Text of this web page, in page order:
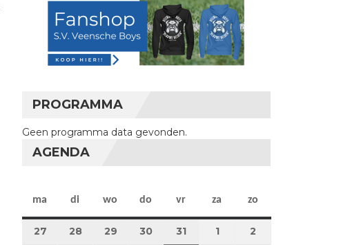
PROGRAMMA
Geen programma data gevonden.
AGENDA
ma maandag
di dinsdag
wo woensdag
do donderdag
vr vrijdag
za zaterdag
zo
27 27 juli 2026
28 28 juli 2026
29 29 juli 2026
3030 juli 2026
31 31 juli 2026
11 augustus 2026
2